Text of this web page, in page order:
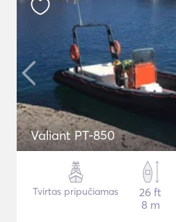
Valiant PT-850
Tvirtas pripučiamas
26 ft
8 m